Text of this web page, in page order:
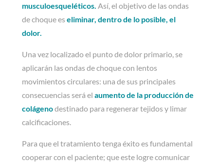
musculoesqueléticos. Así, el objetivo de las ondas
de choque es eliminar, dentro de lo posible, el
dolor.
Una vez localizado el punto de dolor primario, se
aplicarán las ondas de choque con lentos
movimientos circulares: una de sus principales
consecuencias será el aumento de la producción de
colágenodestinado para regenerar tejidos y limar
calcificaciones.
Para que el tratamiento tenga éxito es fundamental
cooperar con el paciente; que este logre comunicar